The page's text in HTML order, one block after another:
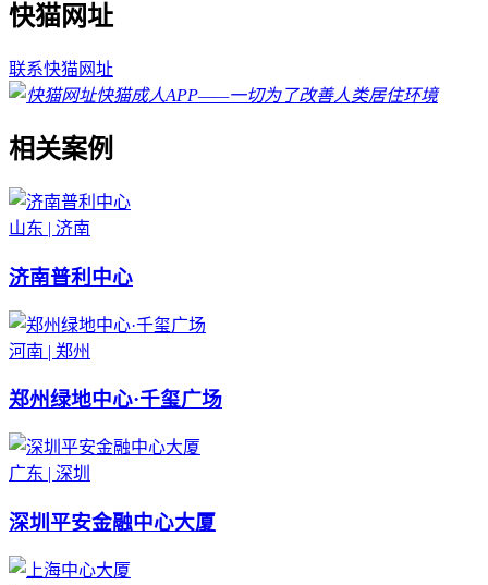
快猫网址
联系快猫网址
相关案例
山东 | 济南
济南普利中心
河南 | 郑州
郑州绿地中心·千玺广场
广东 | 深圳
深圳平安金融中心大厦